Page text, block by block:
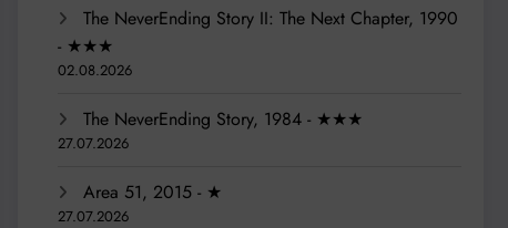
The NeverEnding Story II: The Next Chapter, 1990
- ★★★
02.08.2026
The NeverEnding Story, 1984 - ★★★
27.07.2026
Area 51, 2015 - ★
27.07.2026